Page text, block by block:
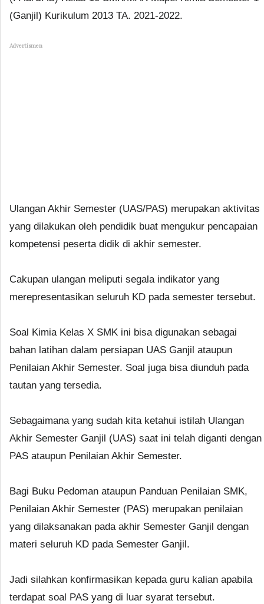
(Ganjil) Kurikulum 2013 TA. 2021-2022.
Advertismen
Ulangan Akhir Semester (UAS/PAS) merupakan aktivitas
yang dilakukan oleh pendidik buat mengukur pencapaian
kompetensi peserta didik di akhir semester.
Cakupan ulangan meliputi segala indikator yang
merepresentasikan seluruh KD pada semester tersebut.
Soal Kimia Kelas X SMK ini bisa digunakan sebagai
bahan latihan dalam persiapan UAS Ganjil ataupun
Penilaian Akhir Semester. Soal juga bisa diunduh pada
tautan yang tersedia.
Sebagaimana yang sudah kita ketahui istilah Ulangan
Akhir Semester Ganjil (UAS) saat ini telah diganti dengan
PAS ataupun Penilaian Akhir Semester.
Bagi Buku Pedoman ataupun Panduan Penilaian SMK,
Penilaian Akhir Semester (PAS) merupakan penilaian
yang dilaksanakan pada akhir Semester Ganjil dengan
materi seluruh KD pada Semester Ganjil.
Jadi silahkan konfirmasikan kepada guru kalian apabila
terdapat soal PAS yang di luar syarat tersebut.